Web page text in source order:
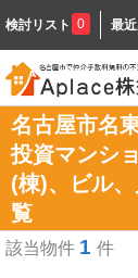
検討リスト 0 最
名古屋市名
投資マンシ
(棟)、ビル
覧
該当物件 1 件